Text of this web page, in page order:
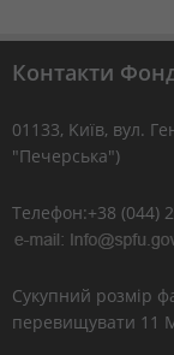
Контакти
01133, Kиїв, вул.
"Печерська")
Телефон:+38 (044)
Сукупний розмір
перевищувати 11